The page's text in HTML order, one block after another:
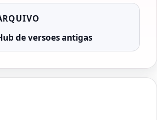
de versoes antigas